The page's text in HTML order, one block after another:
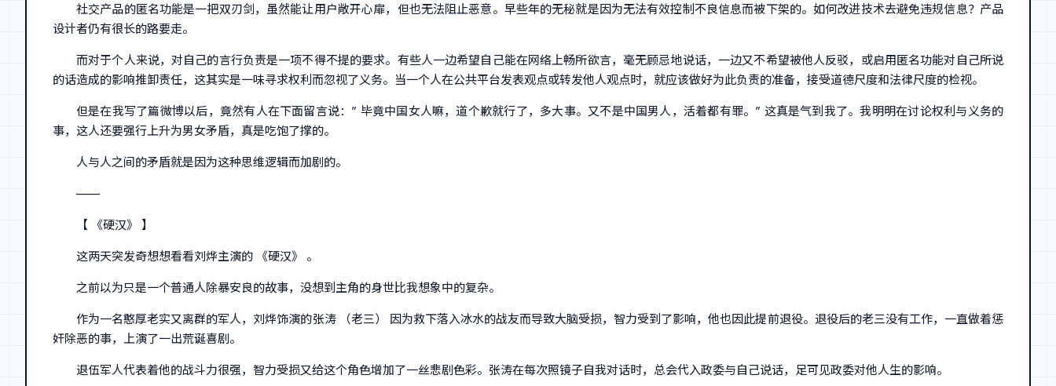
社交产品的匿名功能是一把双刃剑，虽然能让用户敞开心扉，但也无法阻止恶意。早些年的无秘就是因为无法有效控制不良信息而被下架的。如何改进技术去避免违规信息？产品
设计者仍有很长的路要走。
而对于个人来说，对自己的言行负责是一项不得不提的要求。有些人一边希望自己能在网络上畅所欲言，毫无顾忌地说话，一边又不希望被他人反驳，或启用匿名功能对自己所说
的话造成的影响推卸责任，这其实是一味寻求权利而忽视了义务。当一个人在公共平台发表观点或转发他人观点时，就应该做好为此负责的准备，接受道德尺度和法律尺度的检视。
但是在我写了篇微博以后，竟然有人在下面留言说：” 毕竟中国女人嘛，道个歉就行了，多大事。又不是中国男人，活着都有罪。” 这真是气到我了。我明明在讨论权利与义务的
事，这人还要强行上升为男女矛盾，真是吃饱了撑的。
人与人之间的矛盾就是因为这种思维逻辑而加剧的。
——
【 《硬汉》 】
这两天突发奇想想看看刘烨主演的 《硬汉》 。
之前以为只是一个普通人除暴安良的故事，没想到主角的身世比我想象中的复杂。
作为一名憨厚老实又离群的军人，刘烨饰演的张涛 （老三） 因为救下落入冰水的战友而导致大脑受损，智力受到了影响，他也因此提前退役。退役后的老三没有工作，一直做着惩
奸除恶的事，上演了一出荒诞喜剧。
退伍军人代表着他的战斗力很强，智力受损又给这个角色增加了一丝悲剧色彩。张涛在每次照镜子自我对话时，总会代入政委与自己说话，足可见政委对他人生的影响。